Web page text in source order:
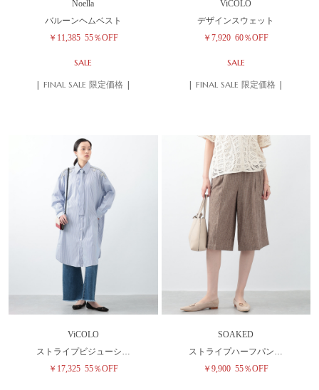
Noella
バルーンヘムベスト
￥11,385 55％OFF
SALE
| FINAL SALE 限定価格 |
ViCOLO
デザインスウェット
￥7,920 60％OFF
SALE
| FINAL SALE 限定価格 |
ViCOLO
ストライプビジューシ…
￥17,325 55％OFF
SOAKED
ストライプハーフパン…
￥9,900 55％OFF